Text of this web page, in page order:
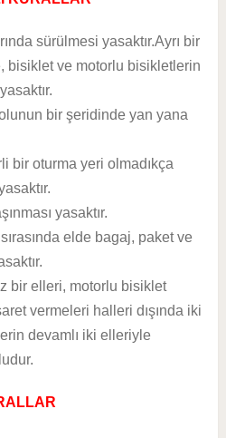
sürülmesi yasaktır.Ayrı bir
bisiklet ve motorlu bisikletlerin
bir şeridinde yan yana
bir oturma yeri olmadıkça
yasaktır.
elde bagaj, paket ve
bir elleri, motorlu bisiklet
vermeleri halleri dışında iki
devamlı iki elleriyle